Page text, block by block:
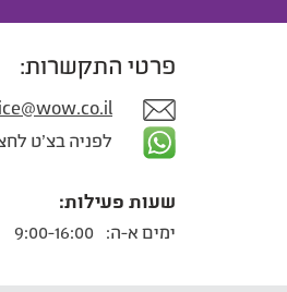
פרטי התקשרות:
לפניה בצ'ט
שעות פעילות:
ימים א-ה: